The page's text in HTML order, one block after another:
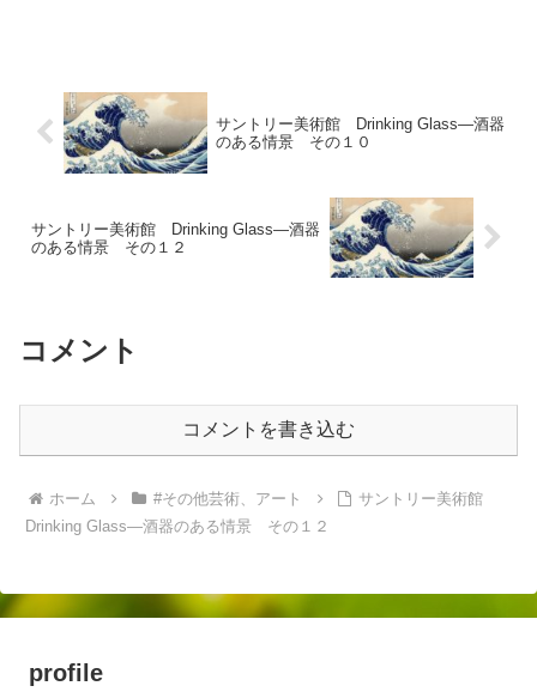
サントリー美術館 Drinking Glass―酒器
のある情景 その１０
サントリー美術館 Drinking Glass―酒器
のある情景 その１２
コメント
コメントを書き込む
ホーム #その他芸術、アート
サントリー美術館
Drinking Glass―酒器のある情景 その１２
profile